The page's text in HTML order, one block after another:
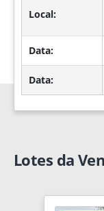
Local:
Data:
Data:
Lotes da